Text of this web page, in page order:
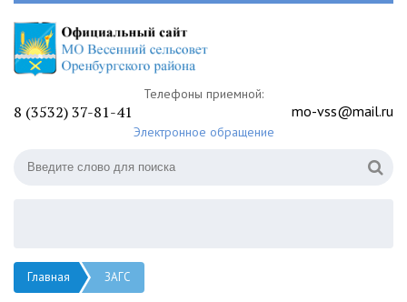
Телефоны приемной:
8 (3532) 37-81-41 mo-vss@mail.ru
Электронное обращение
Главная ЗАГС